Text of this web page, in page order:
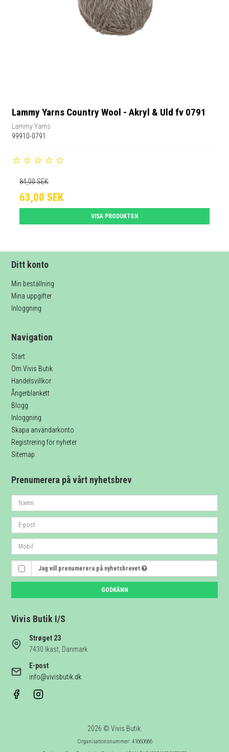
Lammy Yarns Country Wool - Akryl & Uld fv 0791
Lammy Yarns
99910-0791
84,00 SEK
63,00 SEK
VISA PRODUKTEN
Ditt konto
Min beställning
Mina uppgifter
Inloggning
Navigation
Start
Om Vivis Butik
Handelsvillkor
Ångerblankett
Blogg
Inloggning
Skapa användarkonto
Registrering för nyheter
Sitemap
Prenumerera på vårt nyhetsbrev
Jag vill prenumerera på nyhetsbrevet
GODKÄNN
Vivis Butik I/S
Strøget 23
7430 Ikast, Danmark
E-post
info@vivisbutik.dk
2026 © Vivis Butik.
Organisationsnummer: 41660686